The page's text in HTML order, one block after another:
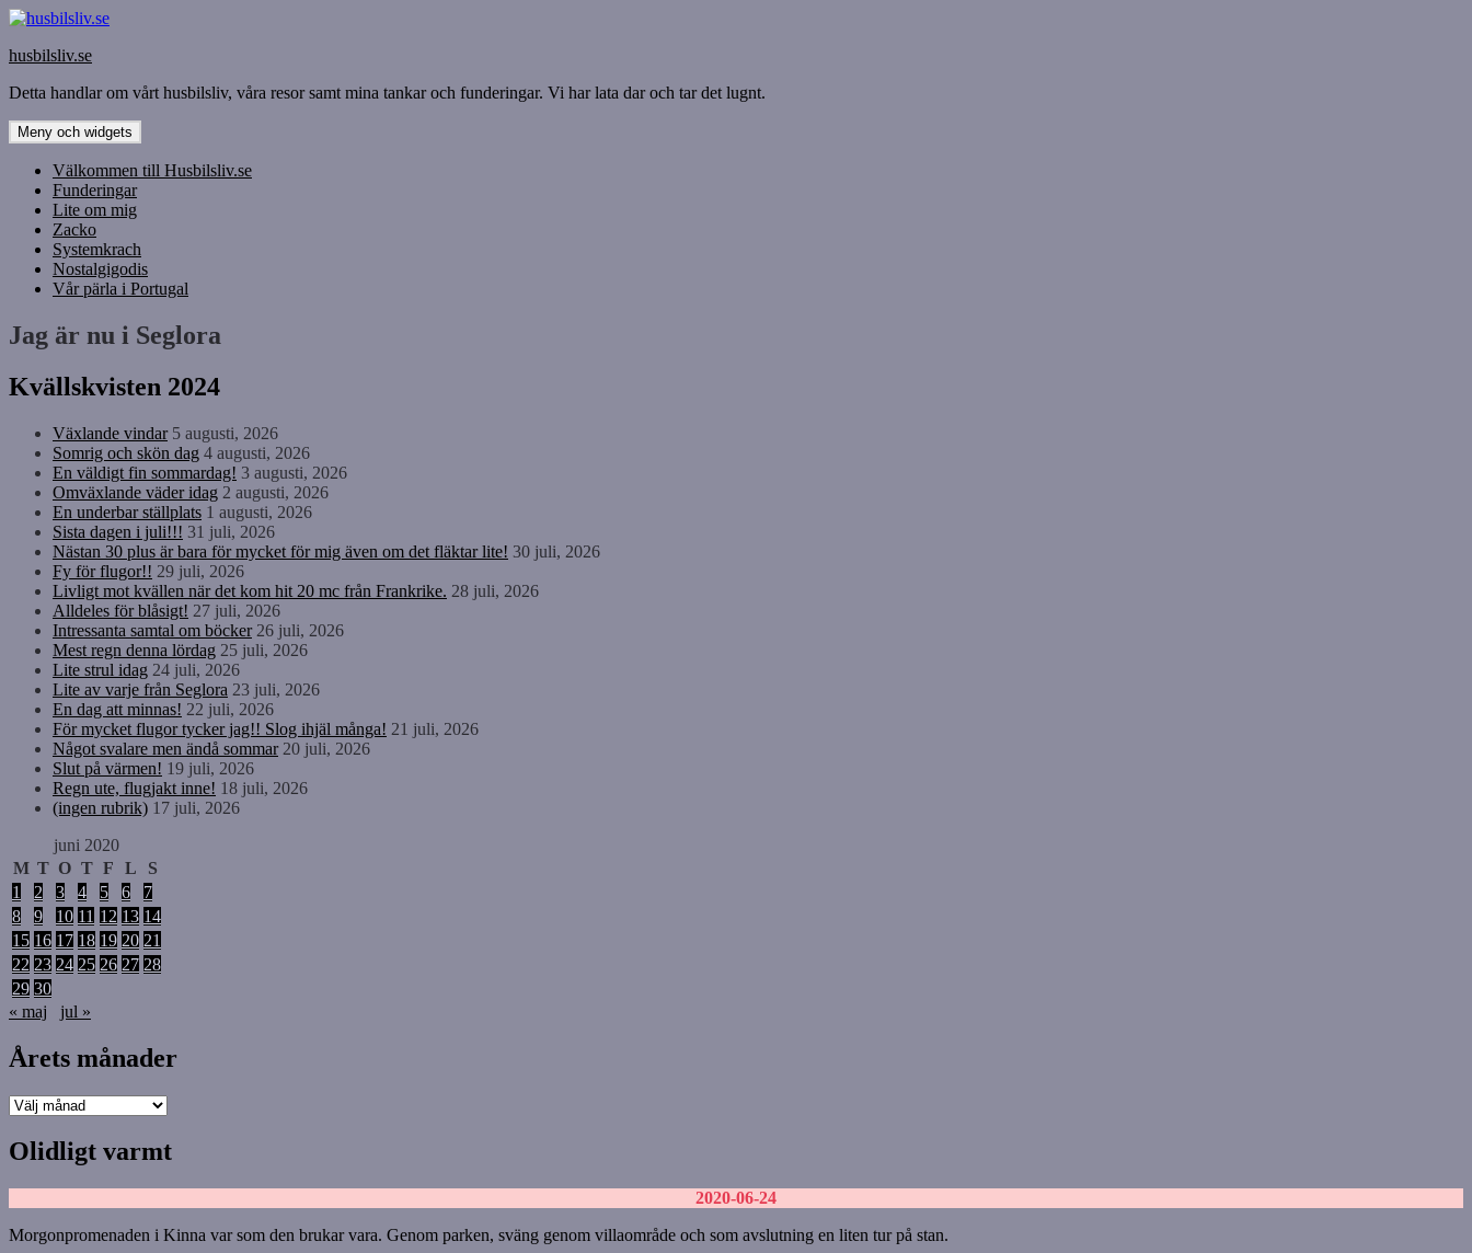
Hoppa
innehåll
husbilsliv.se
Detta handlar om vårt husbilsliv, våra resor samt mina tankar och funderingar. Vi har lata dar och tar det lugnt.
Meny och widgets
Välkommen till Husbilsliv.se
Funderingar
Lite om mig
Zacko
Systemkrach
Nostalgigodis
Vår pärla i Portugal
Jag är nu i Seglora
Kvällskvisten 2024
Växlande vindar 5 augusti, 2026
Somrig och skön dag 4 augusti, 2026
En väldigt fin sommardag! 3 augusti, 2026
Omväxlande väder idag 2 augusti, 2026
En underbar ställplats 1 augusti, 2026
Sista dagen i juli!!! 31 juli, 2026
Nästan 30 plus är bara för mycket för mig även om det fläktar lite! 30 juli, 2026
Fy för flugor!! 29 juli, 2026
Livligt mot kvällen när det kom hit 20 mc från Frankrike. 28 juli, 2026
Alldeles för blåsigt! 27 juli, 2026
Intressanta samtal om böcker 26 juli, 2026
Mest regn denna lördag 25 juli, 2026
Lite strul idag 24 juli, 2026
Lite av varje från Seglora 23 juli, 2026
En dag att minnas! 22 juli, 2026
För mycket flugor tycker jag!! Slog ihjäl många! 21 juli, 2026
Något svalare men ändå sommar 20 juli, 2026
Slut på värmen! 19 juli, 2026
Regn ute, flugjakt inne! 18 juli, 2026
(ingen rubrik) 17 juli, 2026
juni 2020
M T O T F L
S
1
2 3 4 5 6
7
8
9 10 11 12 13 14
15 16 17 18 19 20 21
22 23 24 25 26 27 28
29 30
« maj
jul »
Årets månader
Årets
Olidligt varmt
2020-06-24
Morgonpromenaden i Kinna var som den brukar vara. Genom parken, sväng genom villaområde och som avslutning en liten tur på stan.